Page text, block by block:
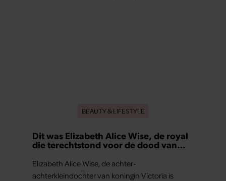
BEAUTY & LIFESTYLE
Dit was Elizabeth Alice Wise, de royal
die terechtstond voor de dood van
Elizabeth Alice Wise, de achter-
achterkleindochter van koningin Victoria is